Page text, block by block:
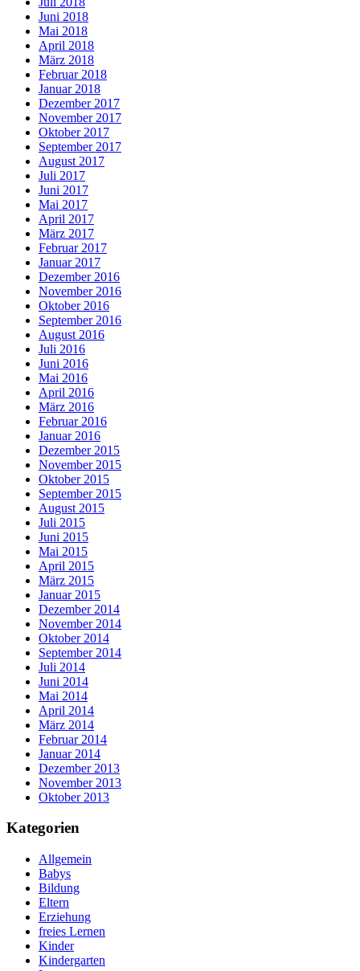
Juni 2018
Mai 2018
April 2018
März 2018
Februar 2018
Januar 2018
Dezember 2017
November 2017
Oktober 2017
September 2017
August 2017
Juli 2017
Juni 2017
Mai 2017
April 2017
März 2017
Februar 2017
Januar 2017
Dezember 2016
November 2016
Oktober 2016
September 2016
August 2016
Juli 2016
Juni 2016
Mai 2016
April 2016
März 2016
Februar 2016
Januar 2016
Dezember 2015
November 2015
Oktober 2015
September 2015
August 2015
Juli 2015
Juni 2015
Mai 2015
April 2015
März 2015
Januar 2015
Dezember 2014
November 2014
Oktober 2014
September 2014
Juli 2014
Juni 2014
Mai 2014
April 2014
März 2014
Februar 2014
Januar 2014
Dezember 2013
November 2013
Oktober 2013
Kategorien
Allgemein
Babys
Bildung
Eltern
Erziehung
freies Lernen
Kinder
Kindergarten